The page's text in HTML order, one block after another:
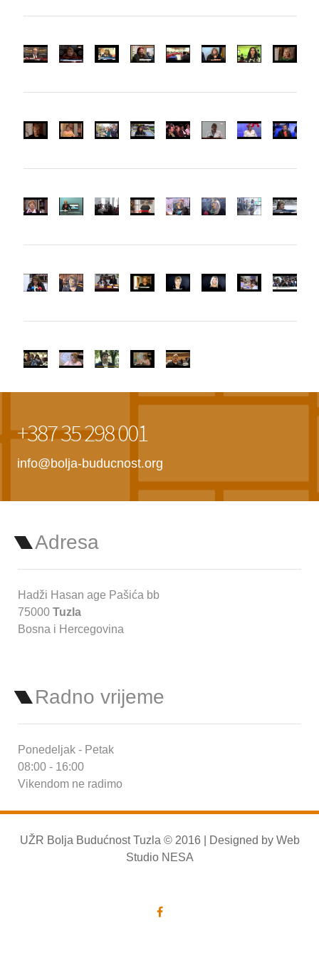
+387 35 298 001
info@bolja-buducnost.org
Adresa
Hadži Hasan age Pašića bb
75000 Tuzla
Bosna i Hercegovina
Radno vrijeme
Ponedeljak - Petak
08:00 - 16:00
Vikendom ne radimo
UŽR Bolja Budućnost Tuzla © 2016 | Designed by Web
Studio NESA